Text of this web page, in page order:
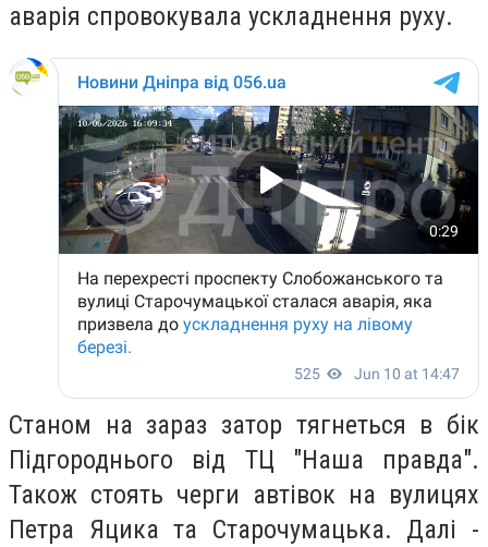
аварія спровокувала ускладнення руху.
Станом на зараз затор тягнеться в бік
Підгороднього від ТЦ "Наша правда".
Також стоять черги автівок на вулицях
Петра Яцика та Старочумацька. Далі -